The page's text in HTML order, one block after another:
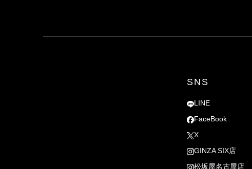
SNS
LINE
FaceBook
X
GINZA SIX店
松坂屋名古屋店